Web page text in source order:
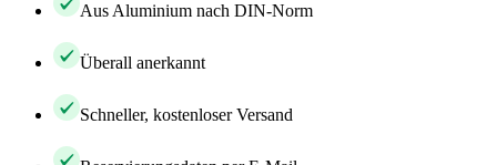
Aus Aluminium nach DIN-Norm
Überall anerkannt
Schneller, kostenloser Versand